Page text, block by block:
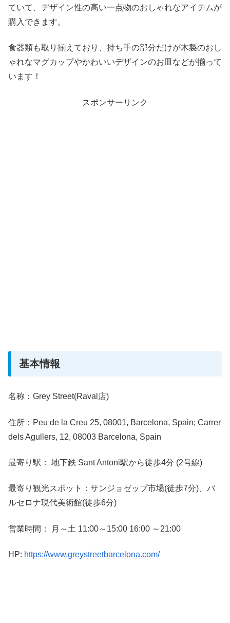
ていて、デザイン性の高い一点物のおしゃれなアイテムが
購入できます。
食器類も取り揃えており、持ち手の部分だけが木製のおし
ゃれなマグカップやかわいいデザインのお皿などが揃って
います！
スポンサーリンク
基本情報
名称：Grey Street(Raval店)
住所：Peu de la Creu 25, 08001, Barcelona, Spain; Carrer
dels Agullers, 12, 08003 Barcelona, Spain
最寄り駅： 地下鉄 Sant Antoni駅から徒歩4分 (2号線)
最寄り観光スポット：サンジョゼップ市場(徒歩7分)、バ
ルセロナ現代美術館(徒歩6分)
営業時間： 月～土 11:00～15:00 16:00 ～21:00
HP: https://www.greystreetbarcelona.com/